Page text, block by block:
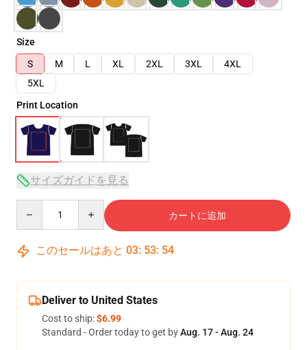
Size
S
M L XL 2XL 3XL
4XL
5XL
Print Location
サイズガイドを見る
カートに追加
このセールはあと 03: 53: 54
Deliver to United States
Cost to ship:$6.99
Standard - Order today to get byAug. 17 - Aug. 24